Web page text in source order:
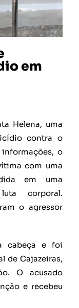
em
Helena, uma
contra o
o
com uma
em uma
corporal.
o agressor
cabeça e foi
de Cajazeiras,
O acusado
e recebeu